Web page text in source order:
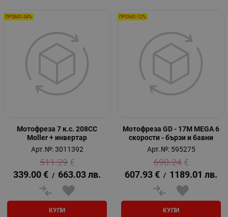
Мотофреза 7 к.с. 208CC
Moller + инвертар
Арт.№: 3011392
511.29 €
339.00 € / 663.03 лв.
КУПИ
ПРОМО -34%
Мотофреза GD - 17M MEGA 6
скорости - бързи и бавни
Арт.№: 595275
690.24 €
607.93 € / 1189.01 лв.
КУПИ
ПРОМО -12%